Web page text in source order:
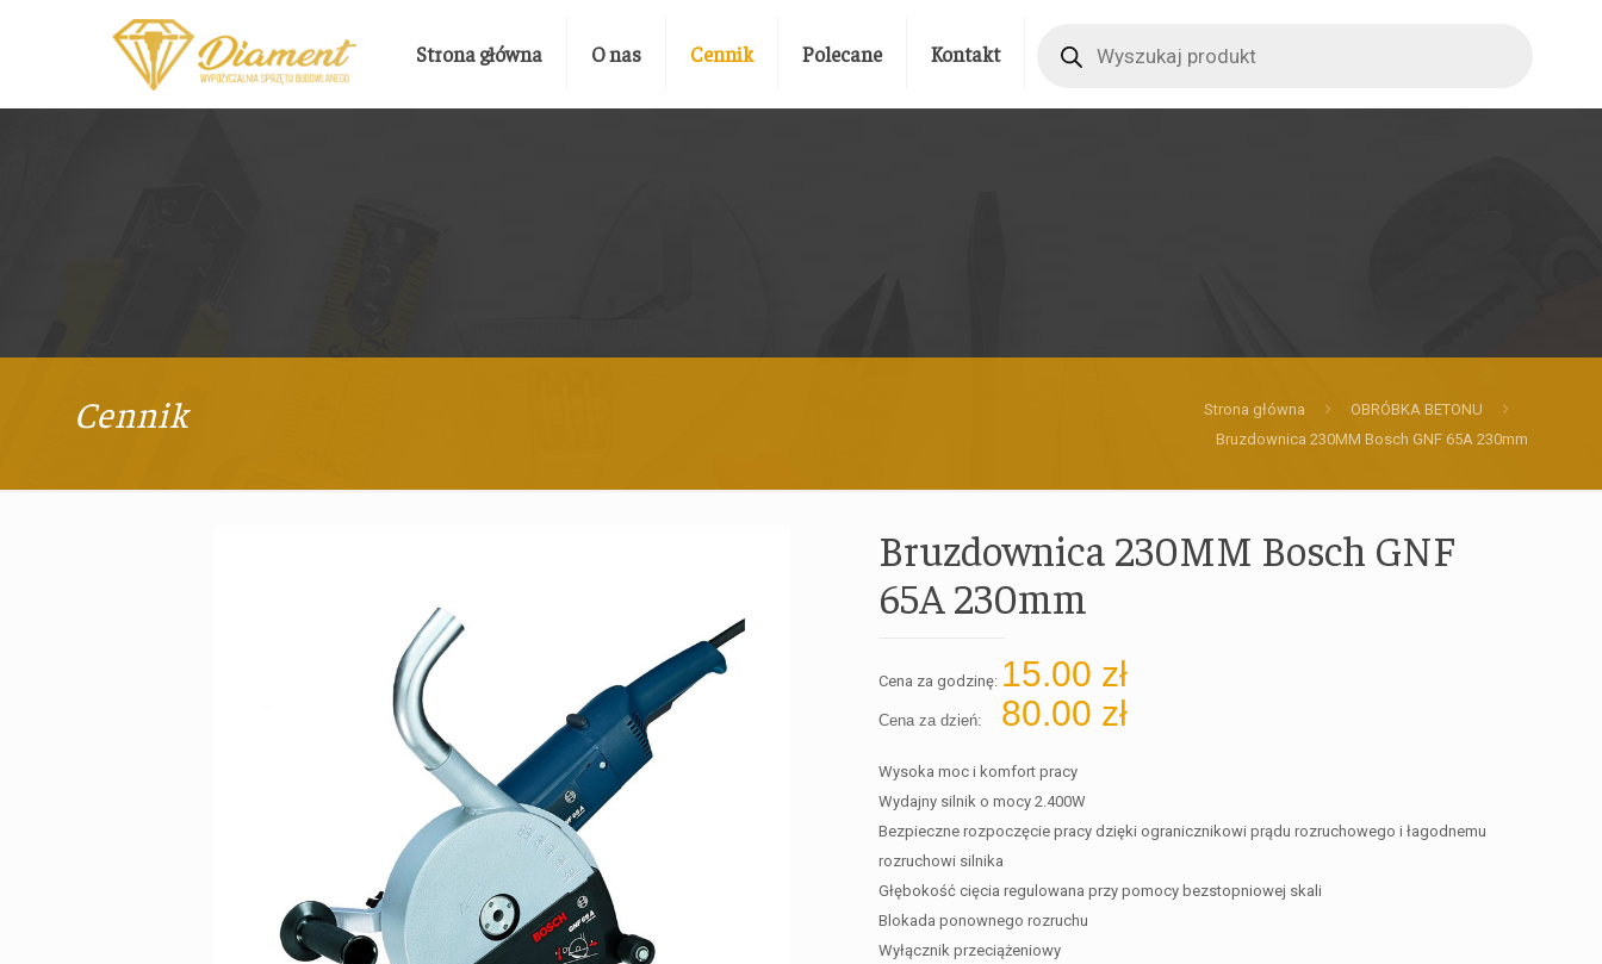
Strona główna O nas Cennik Polecane Kontakt
search
Cennik Strona główna
OBRÓBKA BETONU
Bruzdownica 230MM Bosch GNF 65A 230mm
Bruzdownica 230MM Bosch GNF
65A 230mm
Cena za godzinę: 15.00 zł
Cena za dzień: 80.00 zł
Wysoka moc i komfort pracy
Wydajny silnik o mocy 2.400W
Bezpieczne rozpoczęcie pracy dzięki ogranicznikowi prądu rozruchowego i łagodnemu
rozruchowi silnika
Głębokość cięcia regulowana przy pomocy bezstopniowej skali
Blokada ponownego rozruchu
Wyłącznik przeciążeniowy